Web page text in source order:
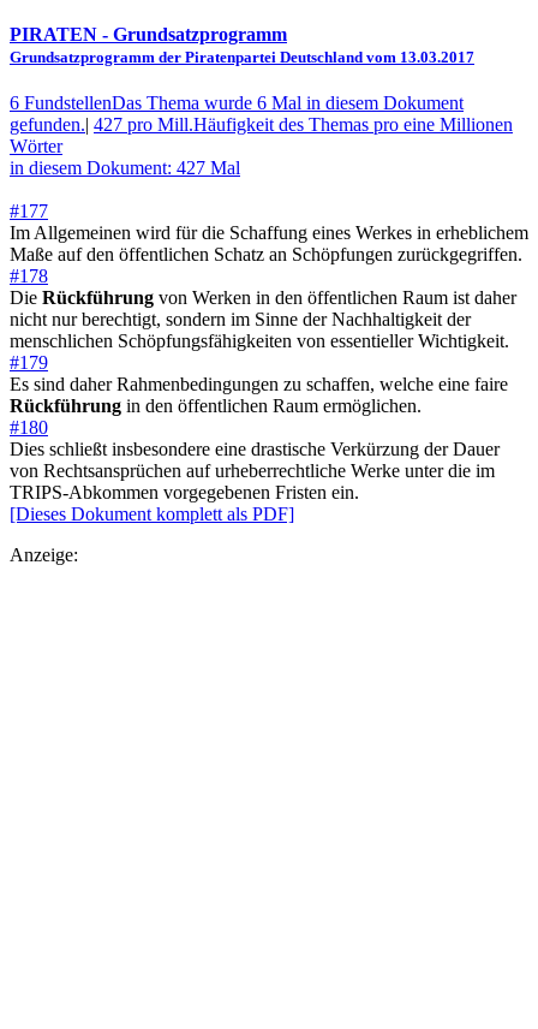
PIRATEN - Grundsatzprogramm
Grundsatzprogramm der Piratenpartei Deutschland vom 13.03.2017
6 FundstellenDas Thema wurde 6 Mal in diesem Dokument
gefunden.| 427 pro Mill.Häufigkeit des Themas pro eine Millionen
Wörter
in diesem Dokument: 427 Mal
#177
Im Allgemeinen wird für die Schaffung eines Werkes in erheblichem
Maße auf den öffentlichen Schatz an Schöpfungen zurückgegriffen.
#178
Die Rückführung von Werken in den öffentlichen Raum ist daher
nicht nur berechtigt, sondern im Sinne der Nachhaltigkeit der
menschlichen Schöpfungsfähigkeiten von essentieller Wichtigkeit.
#179
Es sind daher Rahmenbedingungen zu schaffen, welche eine faire
Rückführung in den öffentlichen Raum ermöglichen.
#180
Dies schließt insbesondere eine drastische Verkürzung der Dauer
von Rechtsansprüchen auf urheberrechtliche Werke unter die im
TRIPS-Abkommen vorgegebenen Fristen ein.
[Dieses Dokument komplett als PDF]
Anzeige: